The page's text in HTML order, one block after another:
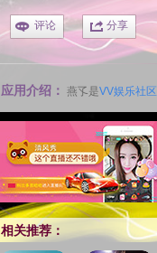
评论 分享
应用介绍： 燕孓是VV娱乐社区
相关推荐：